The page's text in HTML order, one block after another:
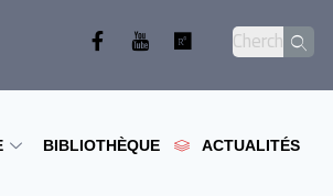
BIBLIOTHÈQUE ACTUALITÉS